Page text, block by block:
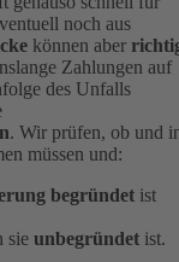
noch aus
können aber
Zahlungen auf
des Unfalls
. Wir prüfen, ob und
müssen und:
begründet ist
sie unbegründet ist.